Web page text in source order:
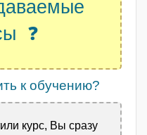
❓
к обучению?
курс, Вы сразу